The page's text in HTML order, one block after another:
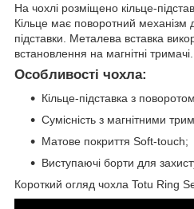
На чохлі розміщено кільце-
Кільце має поворотний механізм
підставки. Металева вставка
встановлення на магнітні тримачі.
Особливості чохла:
Кільце-підставка з
Сумісність з магнітними
Матове покриття Soft-touch;
Виступаючі борти для
Короткий огляд чохла Totu Ring